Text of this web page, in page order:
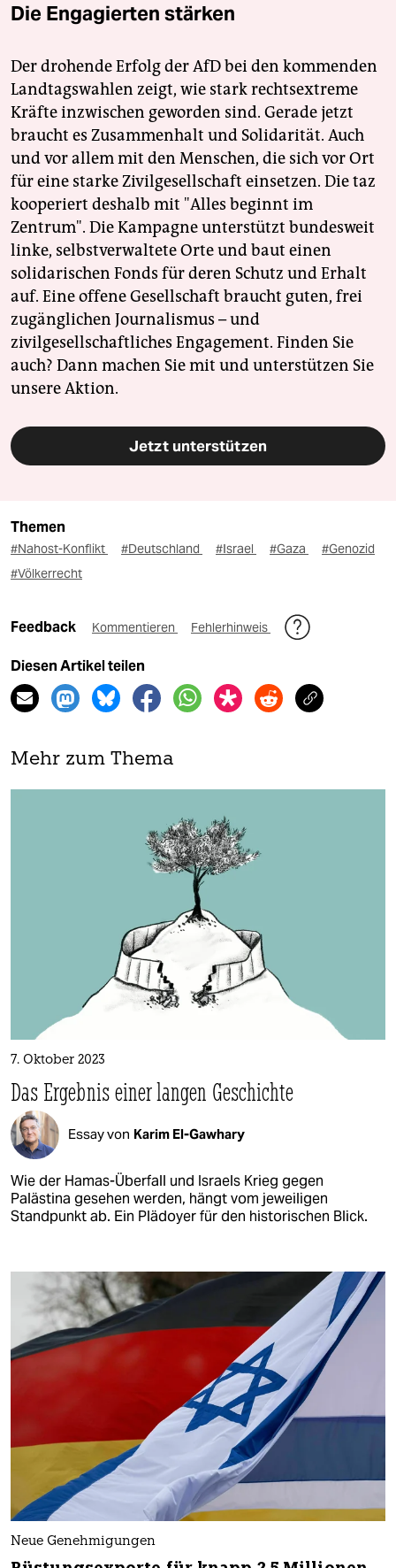
Die Engagierten stärken
Der drohende Erfolg der AfD bei den kommenden
Landtagswahlen zeigt, wie stark rechtsextreme
Kräfte inzwischen geworden sind. Gerade jetzt
braucht es Zusammenhalt und Solidarität. Auch
und vor allem mit den Menschen, die sich vor Ort
für eine starke Zivilgesellschaft einsetzen. Die taz
kooperiert deshalb mit "Alles beginnt im
Zentrum". Die Kampagne unterstützt bundesweit
linke, selbstverwaltete Orte und baut einen
solidarischen Fonds für deren Schutz und Erhalt
auf. Eine offene Gesellschaft braucht guten, frei
zugänglichen Journalismus – und
zivilgesellschaftliches Engagement. Finden Sie
auch? Dann machen Sie mit und unterstützen Sie
unsere Aktion.
Jetzt unterstützen
Themen
#Nahost-Konflikt #Deutschland #Israel #Gaza
#Genozid
#Völkerrecht
Feedback Kommentieren Fehlerhinweis
Diesen Artikel teilen
Mehr zum Thema
7. Oktober 2023
Das Ergebnis einer langen Geschichte
Essay von Karim El-Gawhary
Wie der Hamas-Überfall und Israels Krieg gegen
Palästina gesehen werden, hängt vom jeweiligen
Standpunkt ab. Ein Plädoyer für den historischen Blick.
Neue Genehmigungen